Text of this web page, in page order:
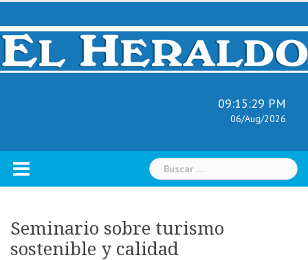
Skip
content
09:15:30 PM
06/Aug/2026
Buscar:
Seminario sobre turismo
sostenible y calidad